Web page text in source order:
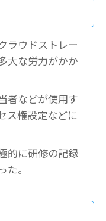
ラウドストレー
大な労力がかか
者などが使用す
ス権設定などに
的に研修の記録
。